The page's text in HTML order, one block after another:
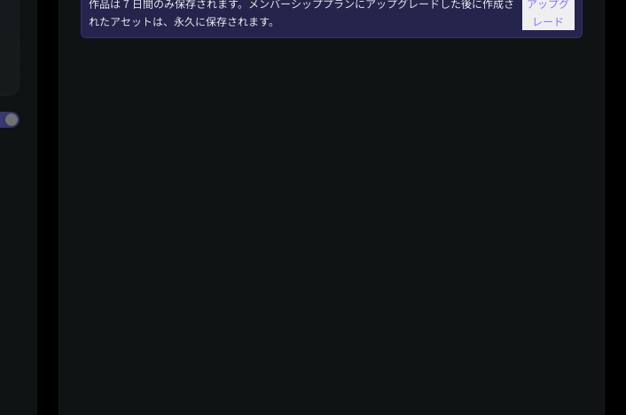
作品は 7 日間のみ保存されます。メンバーシッププランにアップグレードした後に作成さ
れたアセットは、永久に保存されます。
アップグ
レード